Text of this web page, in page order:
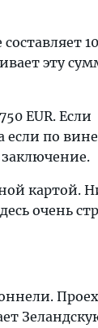
эту
EUR. Если
если по вине
картой.
очень